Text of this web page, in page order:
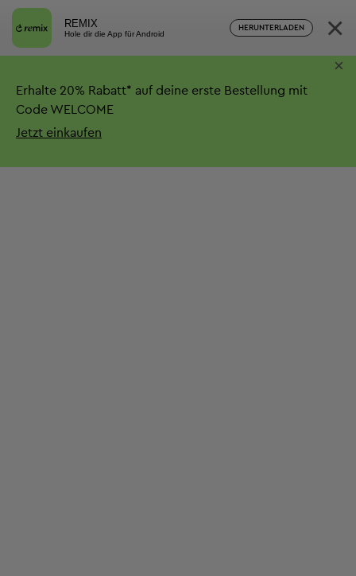
REMIX
Hole dir die App für Android
HERUNTERLADEN ×
Erhalte 20% Rabatt* auf deine erste Bestellung mit
Code WELCOME
Jetzt einkaufen
×